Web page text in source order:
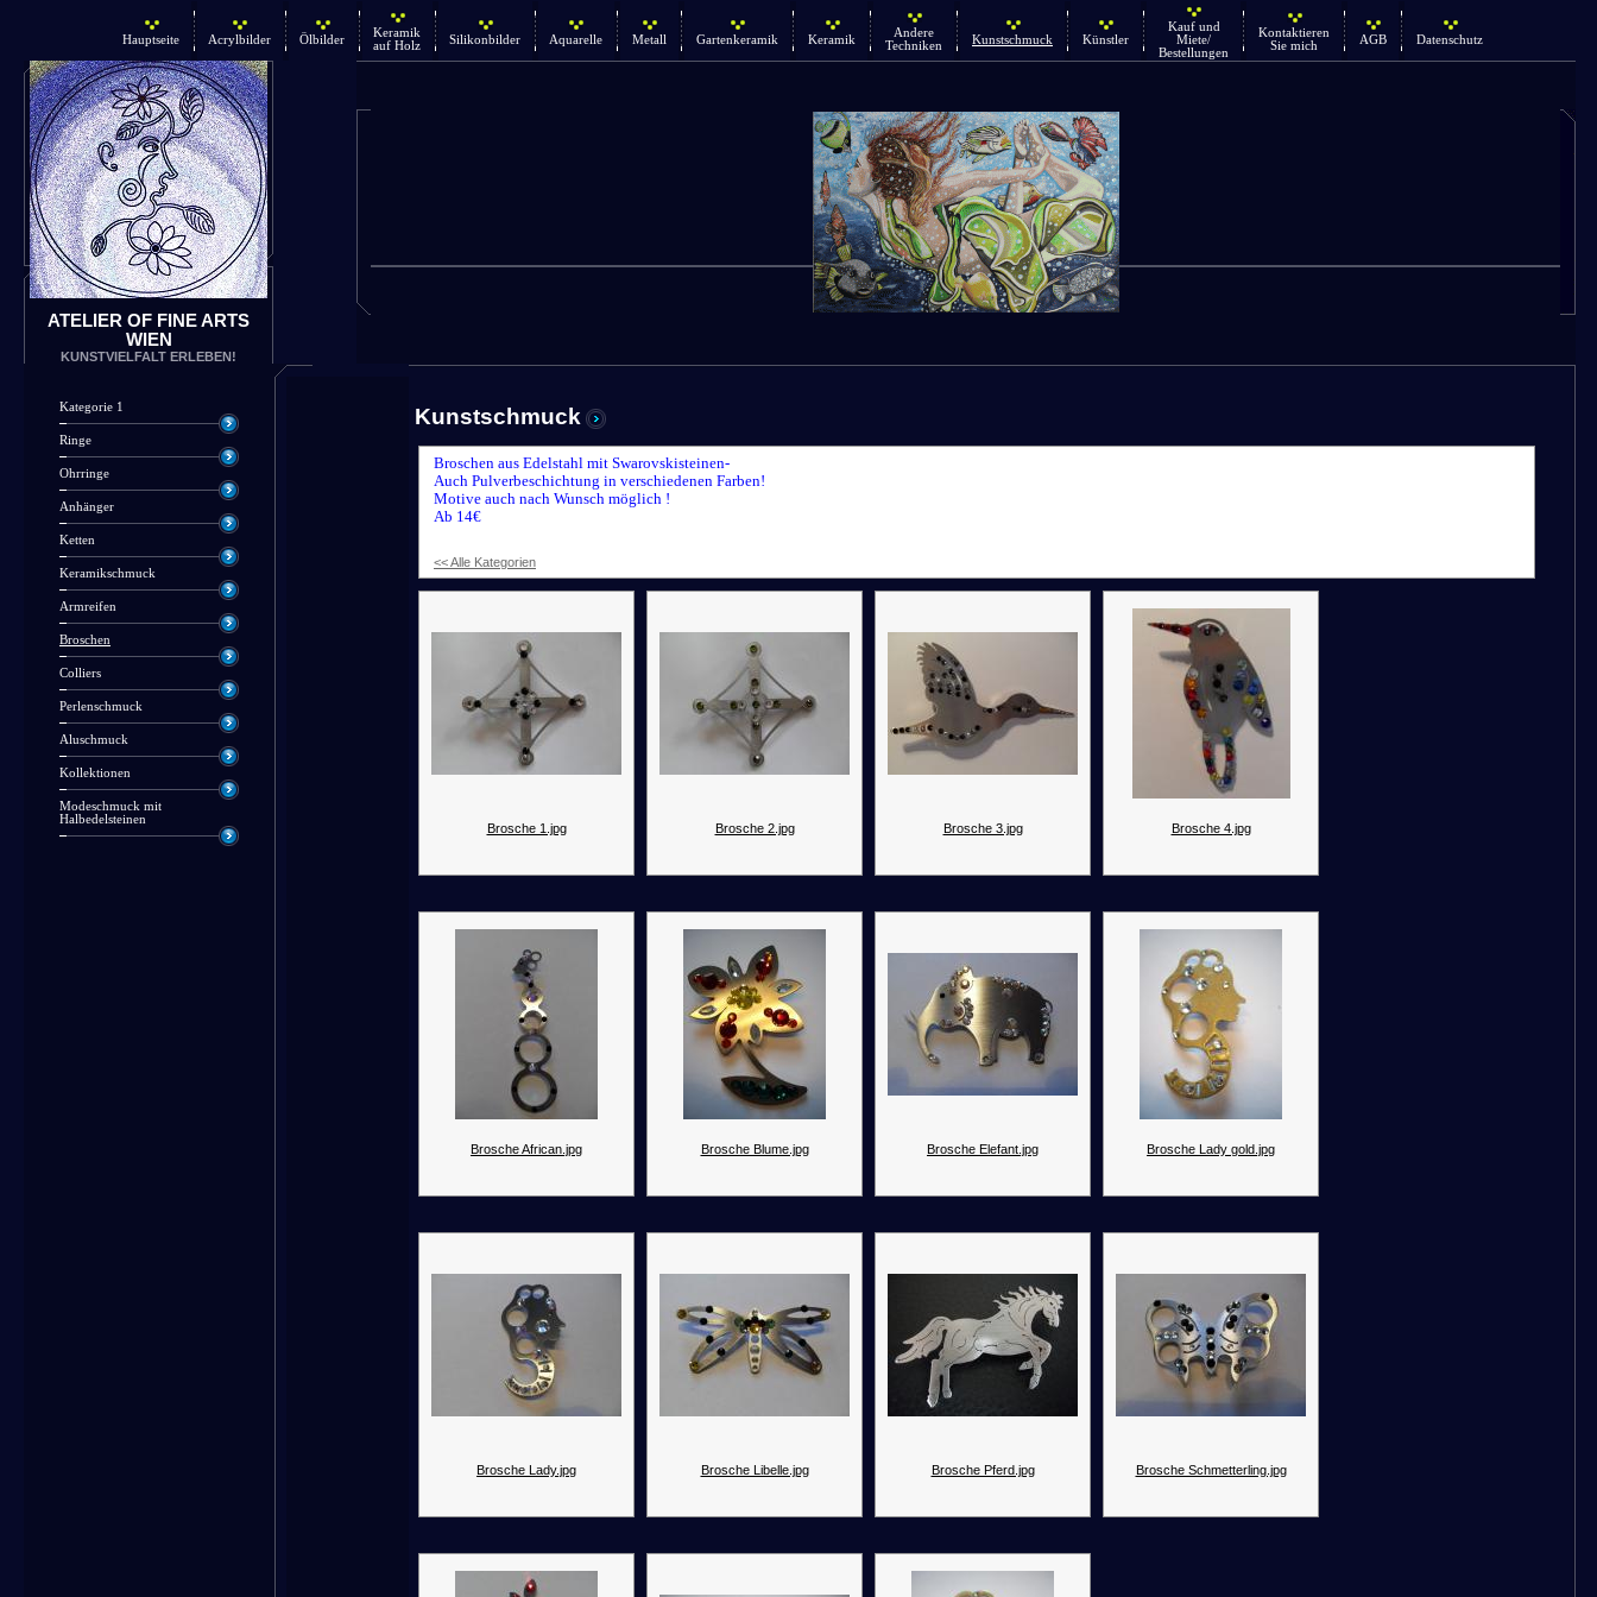
Hauptseite Acrylbilder Ölbilder
Keramik
auf Holz
Silikonbilder Aquarelle Metall Gartenkeramik Keramik
Andere
Techniken
Kunstschmuck Künstler
Kauf und
Miete/
Bestellungen
Kontaktieren
Sie mich
AGB Datenschutz
ATELIER OF FINE ARTS
WIEN
KUNSTVIELFALT ERLEBEN!
Kategorie 1
Ringe
Ohrringe
Anhänger
Ketten
Keramikschmuck
Armreifen
Broschen
Colliers
Perlenschmuck
Aluschmuck
Kollektionen
Modeschmuck mit
Halbedelsteinen
Kunstschmuck
Broschen aus Edelstahl mit Swarovskisteinen-
Auch Pulverbeschichtung in verschiedenen Farben!
Motive auch nach Wunsch möglich !
Ab 14€
<< Alle Kategorien
Brosche 1.jpg Brosche 2.jpg Brosche 3.jpg Brosche 4.jpg
Brosche African.jpg Brosche Blume.jpg Brosche Elefant.jpg Brosche Lady gold.jpg
Brosche Lady.jpg Brosche Libelle.jpg Brosche Pferd.jpg Brosche Schmetterling.jpg